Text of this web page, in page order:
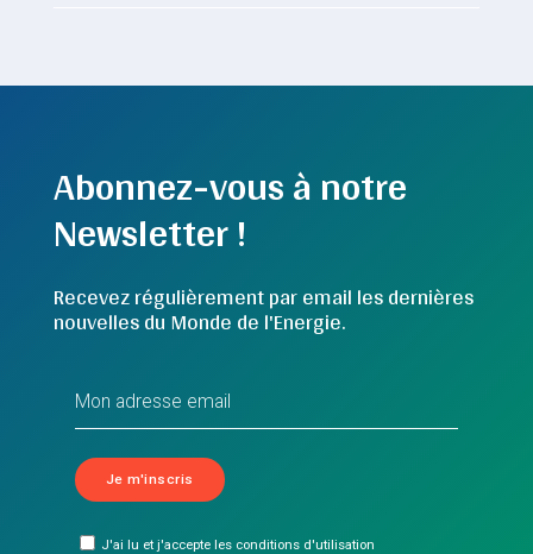
Abonnez-vous à notre
Newsletter !
Recevez régulièrement par email les dernières
nouvelles du Monde de l'Energie.
J'ai lu et j'accepte les conditions d'utilisation